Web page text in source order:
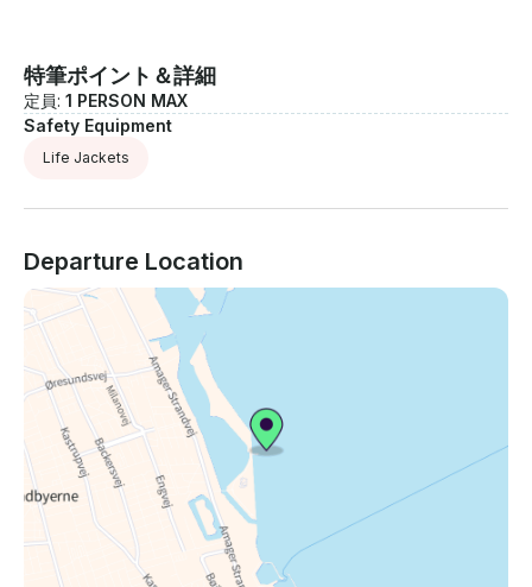
特筆ポイント＆詳細
定員: 1 PERSON MAX
Safety Equipment
Life Jackets
Departure Location